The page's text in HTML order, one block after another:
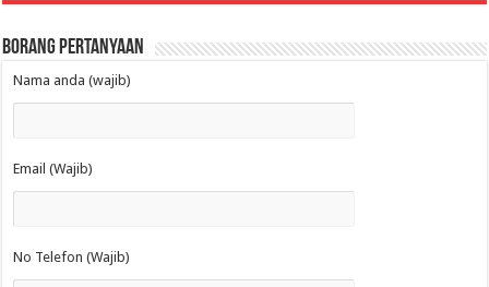
Borang Pertanyaan
Nama anda (wajib)
Email (Wajib)
No Telefon (Wajib)